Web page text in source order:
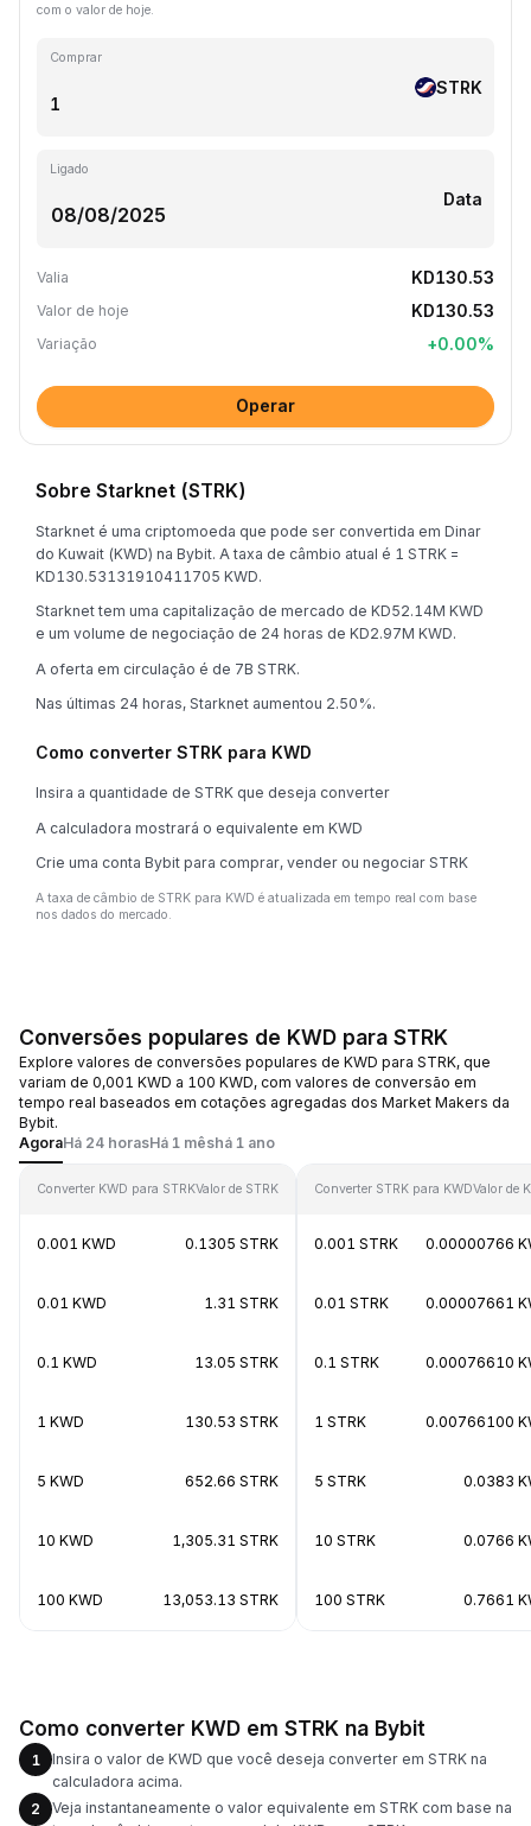
com o valor de hoje.
Comprar
STRK
Ligado
Data
Valia KD130.53
Valor de hoje KD130.53
Variação +0.00%
Operar
Sobre Starknet (STRK)
Starknet é uma criptomoeda que pode ser convertida em Dinar
do Kuwait (KWD) na Bybit. A taxa de câmbio atual é 1 STRK =
KD130.53131910411705 KWD.
Starknet tem uma capitalização de mercado de KD52.14M KWD
e um volume de negociação de 24 horas de KD2.97M KWD.
A oferta em circulação é de 7B STRK.
Nas últimas 24 horas, Starknet aumentou 2.50%.
Como converter STRK para KWD
Insira a quantidade de STRK que deseja converter
A calculadora mostrará o equivalente em KWD
Crie uma conta Bybit para comprar, vender ou negociar STRK
A taxa de câmbio de STRK para KWD é atualizada em tempo real com base
nos dados do mercado.
Conversões populares de KWD para STRK
Explore valores de conversões populares de KWD para STRK, que
variam de 0,001 KWD a 100 KWD, com valores de conversão em
tempo real baseados em cotações agregadas dos Market Makers da
Bybit.
AgoraHá 24 horasHá 1 mêshá 1 ano
Converter KWD para STRKValor de STRK
0.001 KWD 0.1305 STRK
0.01 KWD 1.31 STRK
0.1 KWD 13.05 STRK
1 KWD 130.53 STRK
5 KWD 652.66 STRK
10 KWD 1,305.31 STRK
100 KWD 13,053.13 STRK
Converter STRK para KWDValor de
0.001 STRK 0.00000766
0.01 STRK 0.00007661
0.1 STRK 0.00076610
1 STRK 0.00766100
5 STRK 0.0383
10 STRK 0.0766
100 STRK 0.7661
Como converter KWD em STRK na Bybit
1
Insira o valor de KWD que você deseja converter em STRK na
calculadora acima.
2
Veja instantaneamente o valor equivalente em STRK com base na